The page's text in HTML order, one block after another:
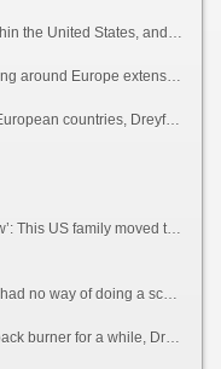
places,” but says she couldn’t find anywhere affordable enough to tempt her away.
where she was. So what better way to explore the continent than actually moving there?
D7 visa, which allows non-EU nationals with a stable passive income to reside in the country.
unseen nine years ago and never looked back
to go over there. And If I don’t like Portugal, then I’ll move to Spain or France.’”
in 2021 ultimately prompted her to finally leave the US permanently.